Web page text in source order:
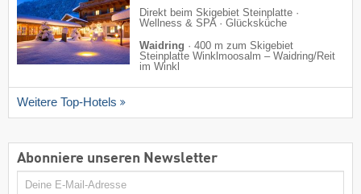
Direkt beim Skigebiet Steinplatte ·
Wellness & SPA · Glücksküche
Waidring · 400 m zum Skigebiet
Steinplatte Winklmoosalm – Waidring/​Reit
im Winkl
Weitere Top-Hotels
Abonniere unseren Newsletter
E-